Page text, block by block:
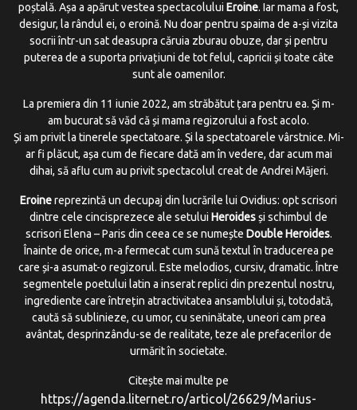
poștală. Așa a apărut vestea spectacolului Eroine. Iar mama a fost,
desigur, la rândul ei, o eroină. Nu doar pentru spaima de a-și vizita
socriiîntr-un sat deasupra căruia zburau obuze, dar și pentru
puterea de a suporta privațiuni de tot felul, capricii și toate câte
sunt ale oamenilor.
La premiera din 11 iunie 2022, am străbătut țara pentru ea. Și m-
am bucurat să văd că și mama regizorului a fost acolo.
Și am privit la tinerele spectatoare. Și la spectatoarele vârstnice. Mi-
arfi plăcut, așa cum de fiecare dată am în vedere, dar acum mai
dihai, să aflu cum au privit spectacolul creat de Andrei Măjeri.
Eroinereprezintă un decupaj din lucrările lui Ovidius: opt scrisori
dintre cele cincisprezece ale setului Heroidesși schimbul de
scrisori Elena – Paris din ceea ce se numește Double Heroides.
Înainte de orice, m-a fermecat cum sună textul în traducerea pe
care și-a asumat-o regizorul. Este melodios, cursiv, dramatic. Între
segmentele poetului latin a inserat replici din prezentul nostru,
ingrediente care întrețin atractivitatea ansamblului și, totodată,
caută să sublinieze, cu umor, cu seninătate, uneori cam prea
avântat, desprinzându-se de realitate, teze ale prefacerilor de
urmărit în societate.
Citește mai multe pe
https://agenda.liternet.ro/articol/26629/Marius-